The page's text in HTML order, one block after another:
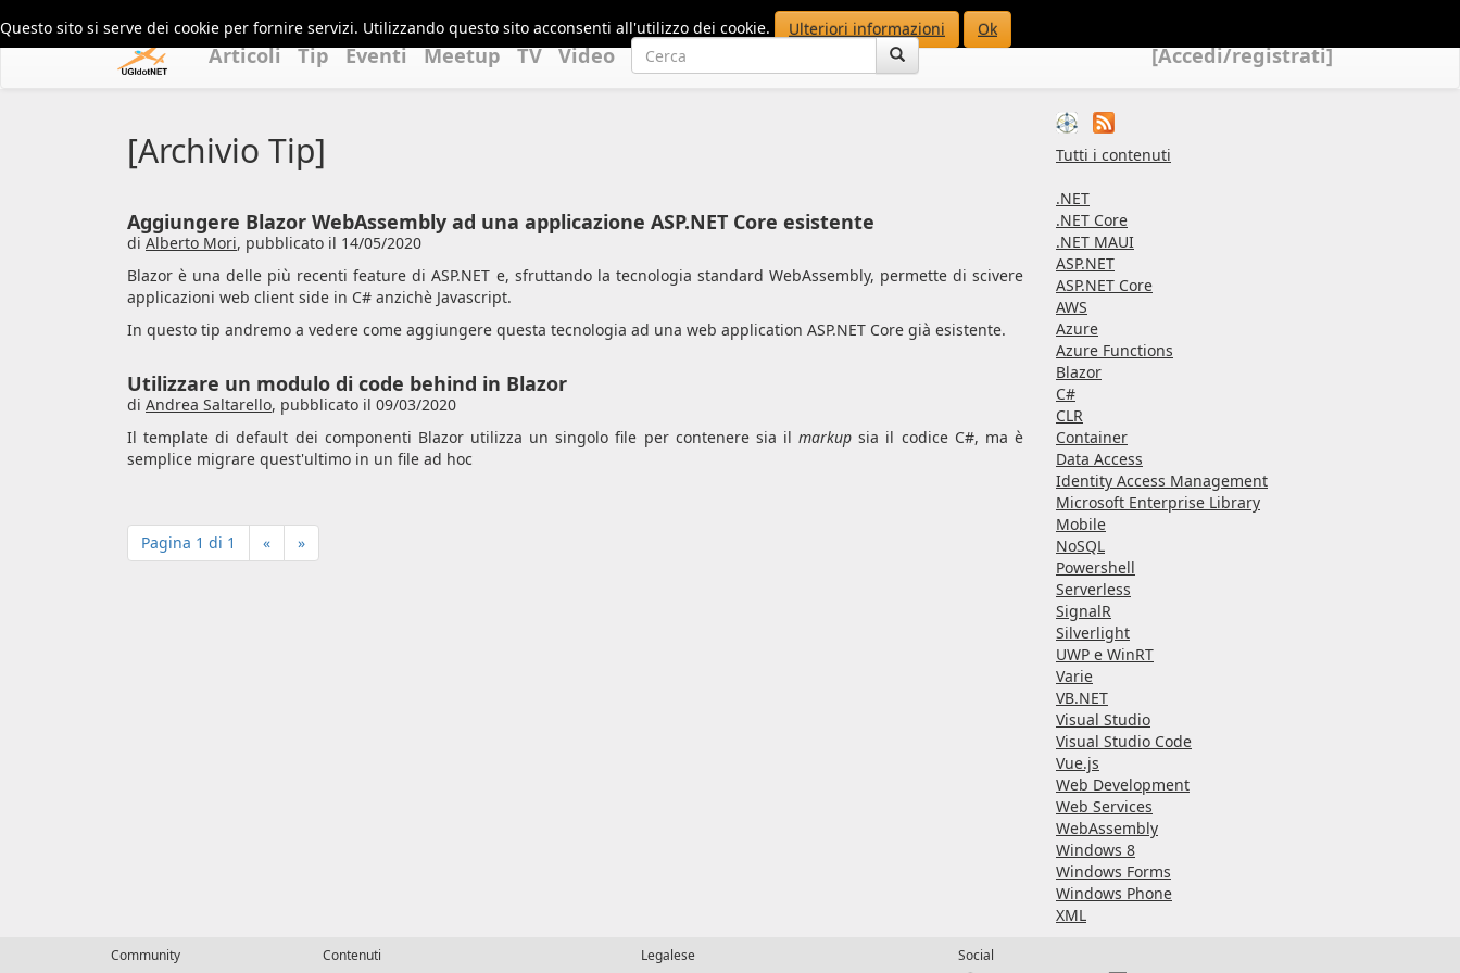
Questo sito si serve dei cookie per fornire servizi. Utilizzando questo sito acconsenti all'utilizzo dei cookie. Ulteriori informazioni Ok
Articoli Tip Eventi Meetup TV Video [Accedi/registrati]
[Archivio Tip]
Aggiungere Blazor WebAssembly ad una applicazione ASP.NET Core esistente
di Alberto Mori, pubblicato il 14/05/2020
Blazor è una delle più recenti feature di ASP.NET e, sfruttando la tecnologia standard WebAssembly, permette di scivere
applicazioni web client side in C# anzichè Javascript.
In questo tip andremo a vedere come aggiungere questa tecnologia ad una web application ASP.NET Core già esistente.
Utilizzare un modulo di code behind in Blazor
di Andrea Saltarello, pubblicato il 09/03/2020
Il template di default dei componenti Blazor utilizza un singolo file per contenere sia ilmarkup sia il codice C#, ma è
semplice migrare quest'ultimo in un file ad hoc
Pagina 1 di 1 « »
Tutti i contenuti
.NET
.NET Core
.NET MAUI
ASP.NET
ASP.NET Core
AWS
Azure
Azure Functions
Blazor
C#
CLR
Container
Data Access
Identity Access Management
Microsoft Enterprise Library
Mobile
NoSQL
Powershell
Serverless
SignalR
Silverlight
UWP e WinRT
Varie
VB.NET
Visual Studio
Visual Studio Code
Vue.js
Web Development
Web Services
WebAssembly
Windows 8
Windows Forms
Windows Phone
XML
Community Contenuti Legalese Social